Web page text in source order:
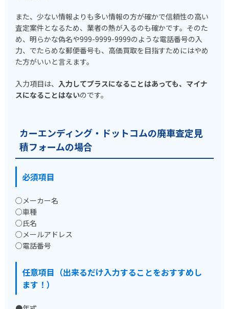
また、少ない情報よりも多い情報の方が確かで信頼性の高い
査定案件となるため、業者の熱が入るのも確かです。そのた
め、明らかな偽名や999-9999-9999のような電話番号の入
力、でたらめな郵便番号も、高価買取を目指すためにはやめ
た方がいいと言えます。
入力項目は、 入力してプラスになることはあっても、マイナ
スになることはないのです。
カーエンディング・ドットコムの廃車査定見
積フォームの場合
必須項目
○メーカー名
○車種
○氏名
○メールアドレス
○電話番号
任意項目（出来るだけ入力することをおすすめし
ます！）